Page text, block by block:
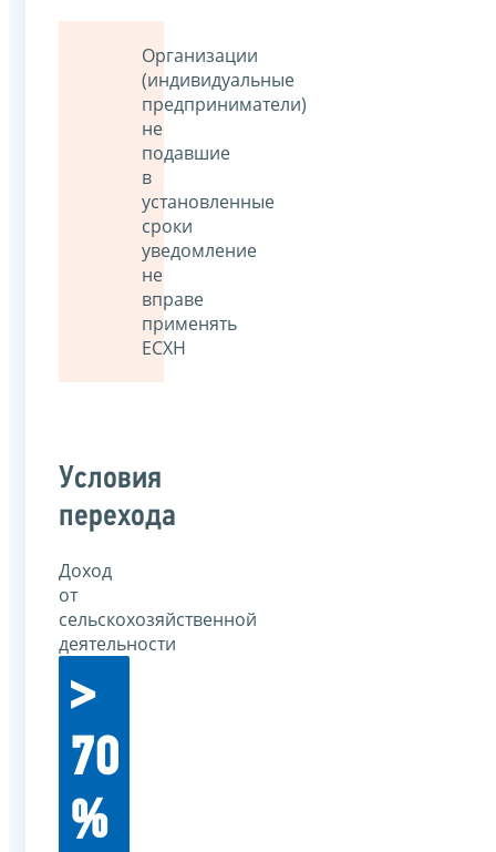
Организации
(индивидуальные
предприниматели)
не
подавшие
в
установленные
сроки
уведомление
не
вправе
применять
ЕСХН
Условия
перехода
Доход
от
сельскохозяйственной
деятельности
>
70
%